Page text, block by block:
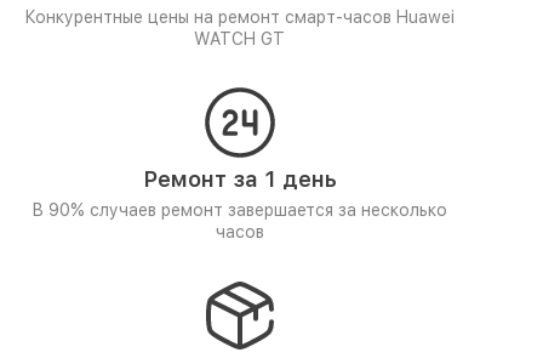
Конкурентные цены на ремонт смарт-часов Huawei
WATCH GT
Ремонт за 1 день
В 90% случаев ремонт завершается за несколько
часов